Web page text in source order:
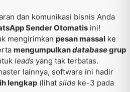
dan komunikasi bisnis Anda
Sender Otomatis ini!
mengirimkan pesan massal ke
mengumpulkandatabasegrup
leads yang tak terbatas.
lainnya, software ini hadir
lengkap (lihat slide ke-3 pada